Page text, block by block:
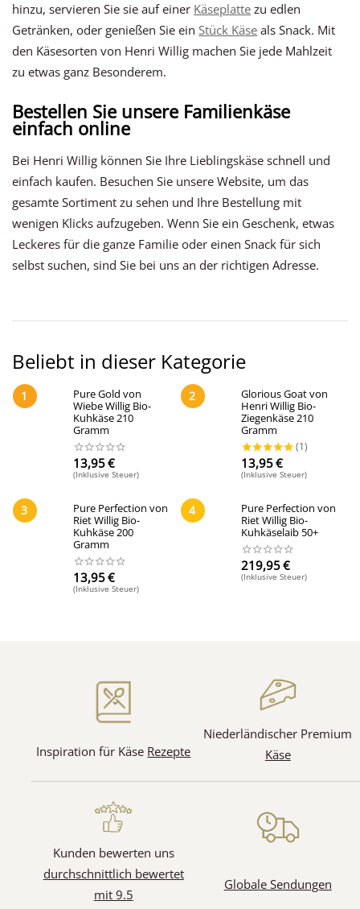
hinzu, servieren Sie sie auf einer Käseplatte zu edlen
Getränken, oder genießen Sie einStück Käse als Snack. Mit
den Käsesorten von Henri Willig machen Sie jede Mahlzeit
zu etwas ganz Besonderem.
Bestellen Sie unsere Familienkäse
einfach online
Bei Henri Willig können Sie Ihre Lieblingskäse schnell und
einfach kaufen. Besuchen Sie unsere Website, um das
gesamte Sortiment zu sehen und Ihre Bestellung mit
wenigen Klicks aufzugeben. Wenn Sie ein Geschenk, etwas
Leckeres für die ganze Familie oder einen Snack für sich
selbst suchen, sind Sie bei uns an der richtigen Adresse.
Beliebt in dieser Kategorie
1
Pure Gold von
Wiebe Willig Bio-
Kuhkäse 210
Gramm
13,95€
(Inklusive Steuer)
2
Glorious Goat von
Henri Willig Bio-
Ziegenkäse 210
Gramm
13,95€
(Inklusive Steuer)
3
Pure Perfection von
Riet Willig Bio-
Kuhkäse 200
Gramm
13,95€
(Inklusive Steuer)
4
Pure Perfection von
Riet Willig Bio-
Kuhkäselaib 50+
219,95€
(Inklusive Steuer)
Inspiration für Käse Rezepte
Niederländischer Premium
Käse
Kunden bewerten uns
durchschnittlich bewertet
mit 9.5
Globale Sendungen